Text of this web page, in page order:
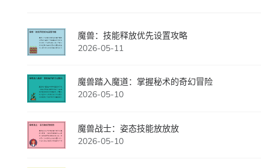
魔兽：技能释放优先设置攻略
2026-05-11
魔兽踏入魔道：掌握秘术的奇幻冒险
2026-05-10
魔兽战士：姿态技能放放放
2026-05-10